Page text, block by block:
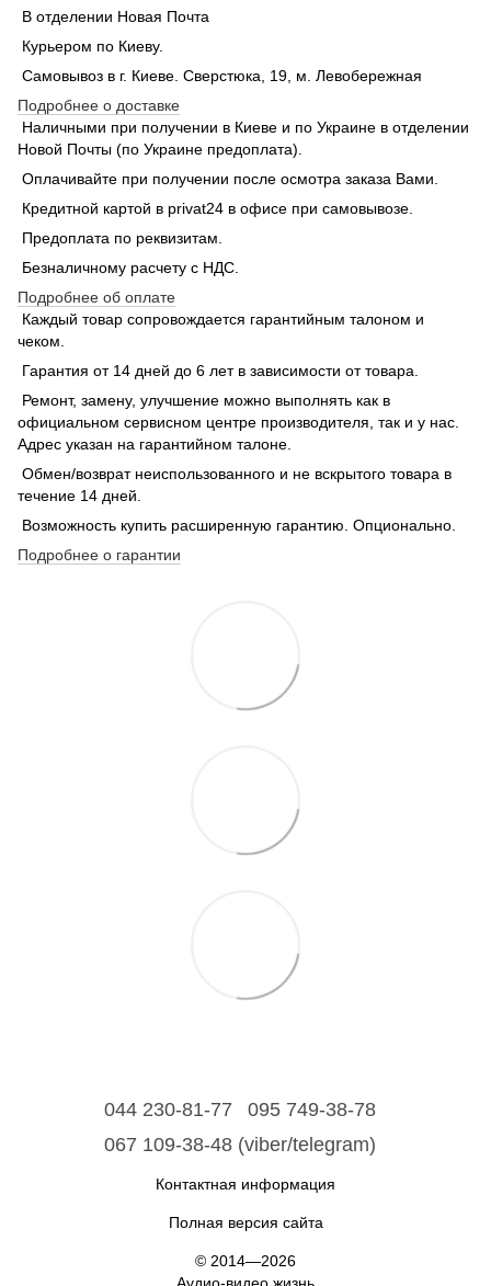
В отделении Новая Почта
Курьером по Киеву.
Самовывоз в г. Киеве. Сверстюка, 19, м. Левобережная
Подробнее о доставке
Наличными при получении в Киеве и по Украине в отделении
Новой Почты (по Украине предоплата).
Оплачивайте при получении после осмотра заказа Вами.
Кредитной картой в privat24 в офисе при самовывозе.
Предоплата по реквизитам.
Безналичному расчету с НДС.
Подробнее об оплате
Каждый товар сопровождается гарантийным талоном и
чеком.
Гарантия от 14 дней до 6 лет в зависимости от товара.
Ремонт, замену, улучшение можно выполнять как в
официальном сервисном центре производителя, так и у нас.
Адрес указан на гарантийном талоне.
Обмен/возврат неиспользованного и не вскрытого товара в
течение 14 дней.
Возможность купить расширенную гарантию. Опционально.
Подробнее о гарантии
044 230-81-77
095 749-38-78
067 109-38-48 (viber/telegram)
Контактная информация
Полная версия сайта
© 2014—2026